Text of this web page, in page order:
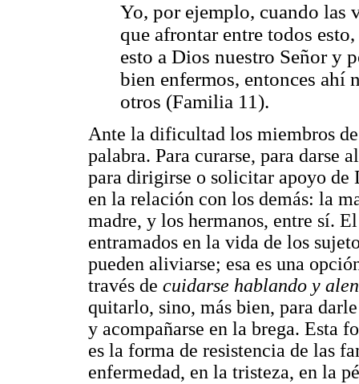
Yo, por ejemplo, cuando las
que afrontar entre todos
esto a Dios nuestro Señor y
bien enfermos, entonces ahí
otros (Familia 11).
Ante la dificultad los miembros
palabra. Para curarse, para darse
para dirigirse o solicitar apoyo de
en la relación con los demás: la
madre, y los hermanos, entre sí.
entramados en la vida de los
pueden aliviarse; esa es una
través de cuidarse hablando y
quitarlo, sino, más bien, para
y acompañarse en la brega. Esta
es la forma de resistencia de las
enfermedad, en la tristeza, en la